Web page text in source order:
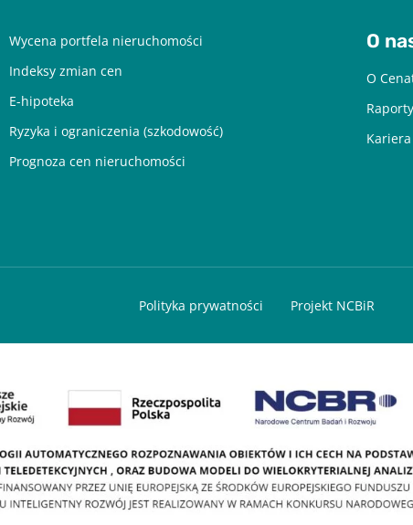
Wycena portfela nieruchomości
Indeksy zmian cen
E-hipoteka
Ryzyka i ograniczenia (szkodowość)
Prognoza cen nieruchomości
O
O
Kariera
Polityka prywatności Projekt NCBiR